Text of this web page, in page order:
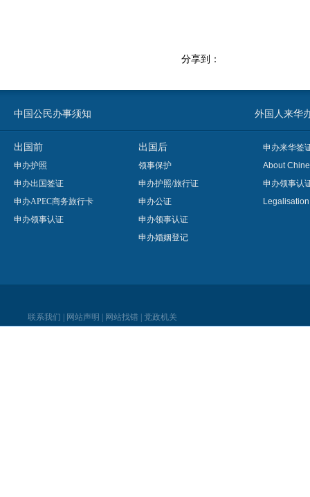
分享到：
中国公民办事须知 外国人来华
出国前
申办护照
申办出国签证
申办APEC商务旅行卡
申办领事认证
出国后
领事保护
申办护照/旅行证
申办公证
申办领事认证
申办婚姻登记
申办来华签
About
申办领事认
联系我们 网站声明 网站找错 党政机关